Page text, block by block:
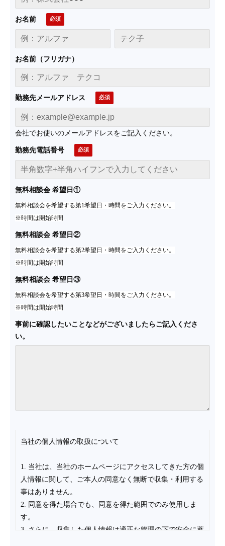
お名前
お名前（フリガナ）
勤務先メールアドレス
会社でお使いのメールアドレスをご記入ください。
勤務先電話番号
無料相談会 希望日①
無料相談会を希望する第1希望日・時間をご入力ください。
※時間は開始時間
無料相談会 希望日②
無料相談会を希望する第2希望日・時間をご入力ください。
※時間は開始時間
無料相談会 希望日③
無料相談会を希望する第3希望日・時間をご入力ください。
※時間は開始時間
事前に確認したいことなどがございましたらご記入くださ
い。
当社の個人情報の取扱について
1. 当社は、当社のホームページにアクセスしてきた方の個
人情報に関して、ご本人の同意なく無断で収集・利用する
事はありません。
2. 同意を得た場合でも、同意を得た範囲でのみ使用しま
す。
3. さらに、収集した個人情報は適正な管理の下で安全に蓄